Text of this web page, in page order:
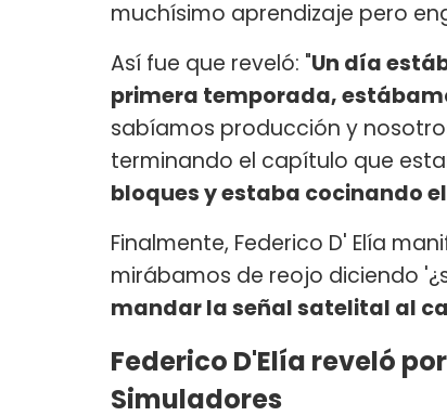
muchísimo aprendizaje pero
Así fue que reveló: "Un día
primera temporada,
sabíamos producción y
terminando el capítulo que
bloques y estaba cocinando
Finalmente, Federico D' Elía
mirábamos de reojo diciendo
mandar la señal satelital al
Federico D'Elía reveló
Simuladores